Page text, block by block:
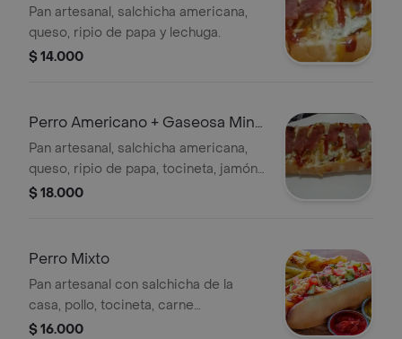
Pan artesanal, salchicha americana,
queso, ripio de papa y lechuga.
$ 14.000
Perro Americano + Gaseosa Mini
250Ml
Pan artesanal, salchicha americana,
queso, ripio de papa, tocineta, jamón
y lechuga.
$ 18.000
Perro Mixto
Pan artesanal con salchicha de la
casa, pollo, tocineta, carne
desmechada, papas ripio y salsas de
$ 16.000